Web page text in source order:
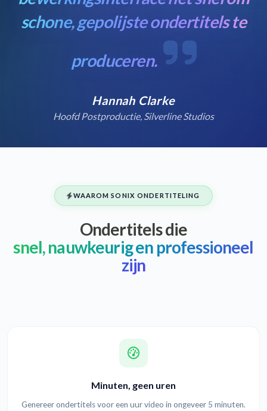
schone, gepolijste ondertitels te
produceren.
Hannah Clarke
Hoofd Postproductie, Silverline Studios
WAAROM SONIX ONDERTITELING
Ondertitels die
snel, nauwkeurig en professioneel
zijn
Minuten, geen uren
Genereer ondertitels voor een uur video in ongeveer 5 minuten.